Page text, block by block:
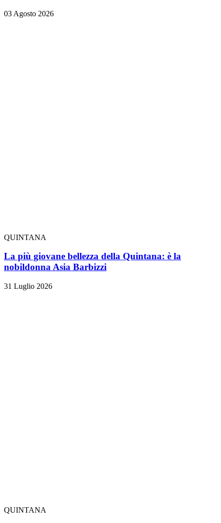
03 Agosto 2026
QUINTANA
La più giovane bellezza della Quintana: è la
nobildonna Asia Barbizzi
31 Luglio 2026
QUINTANA